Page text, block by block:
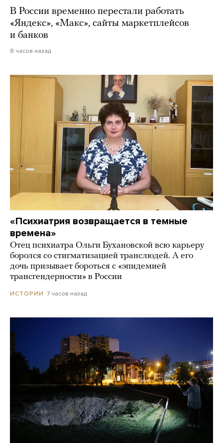
В России временно перестали работать
«Яндекс», «Макс», сайты маркетплейсов
и банков
8 часов назад
«Психиатрия возвращается в темные
времена»
Отец психиатра Ольги Бухановской всю карьеру
боролся со стигматизацией транслюдей. А его
дочь призывает бороться с «эпидемией
трансгендерности» в России
ИСТОРИИ 7 часов назад